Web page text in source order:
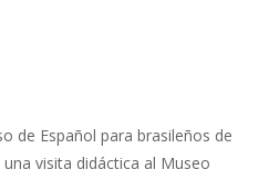
de Español para brasileños de
visita didáctica al Museo